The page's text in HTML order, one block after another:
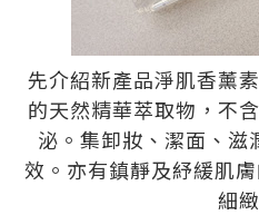
先介紹新產品淨肌香薰
的天然精華萃取物，不
泌。集卸妝、潔面、滋
效。亦有鎮靜及紓緩肌
細